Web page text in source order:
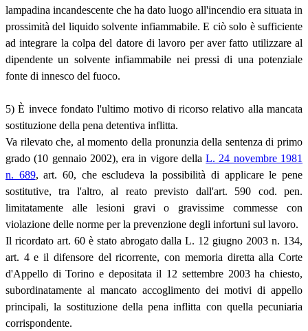
lampadina incandescente che ha dato luogo all'incendio era situata in
prossimità del liquido solvente infiammabile. E ciò solo è sufficiente
ad integrare la colpa del datore di lavoro per aver fatto utilizzare al
dipendente un solvente infiammabile nei pressi di una potenziale
fonte di innesco del fuoco.
5) È invece fondato l'ultimo motivo di ricorso relativo alla mancata
sostituzione della pena detentiva inflitta.
Va rilevato che, al momento della pronunzia della sentenza di primo
grado (10 gennaio 2002), era in vigore dellaL. 24 novembre 1981
n. 689, art. 60, che escludeva la possibilità di applicare le pene
sostitutive, tra l'altro, al reato previsto dall'art. 590 cod. pen.
limitatamente alle lesioni gravi o gravissime commesse con
violazione delle norme per la prevenzione degli infortuni sul lavoro.
Il ricordato art. 60 è stato abrogato dalla L. 12 giugno 2003 n. 134,
art. 4 e il difensore del ricorrente, con memoria diretta alla Corte
d'Appello di Torino e depositata il 12 settembre 2003 ha chiesto,
subordinatamente al mancato accoglimento dei motivi di appello
principali, la sostituzione della pena inflitta con quella pecuniaria
corrispondente.